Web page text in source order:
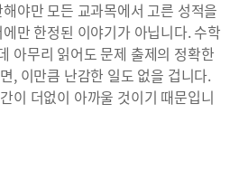
야만 모든 교과목에서 고른 성적을
만 한정된 이야기가 아닙니다. 수학
아무리 읽어도 문제 출제의 정확한
, 이만큼 난감한 일도 없을 겁니다.
이 더없이 아까울 것이기 때문입니